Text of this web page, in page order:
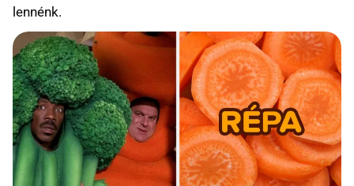
lennénk.